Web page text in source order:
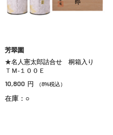
芳翠園
★名人憲太郎詰合せ 桐箱入り
ＴＭ‐１００Ｅ
10,800 円 （8%税込）
在庫：○